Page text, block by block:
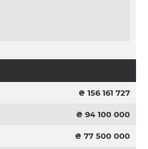
₴ 156 161 727
₴ 94 100 000
₴ 77 500 000